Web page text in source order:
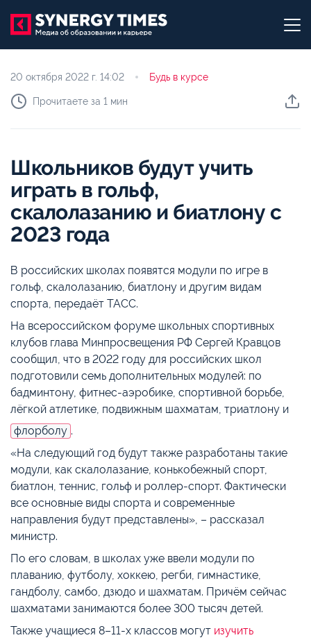
20 октября 2022 г. 14:02 Будь в курсе
Прочитаете за 1 мин
Школьников будут учить
играть в гольф,
скалолазанию и биатлону с
2023 года
В российских школах появятся модули по игре в
гольф, скалолазанию, биатлону и другим видам
спорта, передаёт ТАСС.
На всероссийском форуме школьных спортивных
клубов глава Минпросвещения РФ Сергей Кравцов
сообщил, что в 2022 году для российских школ
подготовили семь дополнительных модулей: по
бадминтону, фитнес-аэробике, спортивной борьбе,
лёгкой атлетике, подвижным шахматам, триатлону и
флорболу .
«На следующий год будут также разработаны такие
модули, как скалолазание, конькобежный спорт,
биатлон, теннис, гольф и роллер-спорт. Фактически
все основные виды спорта и современные
направления будут представлены», – рассказал
министр.
По его словам, в школах уже ввели модули по
плаванию, футболу, хоккею, регби, гимнастике,
гандболу, самбо, дзюдо и шахматам. Причём сейчас
шахматами занимаются более 300 тысяч детей.
Также учащиеся 8–11-х классов могут изучить